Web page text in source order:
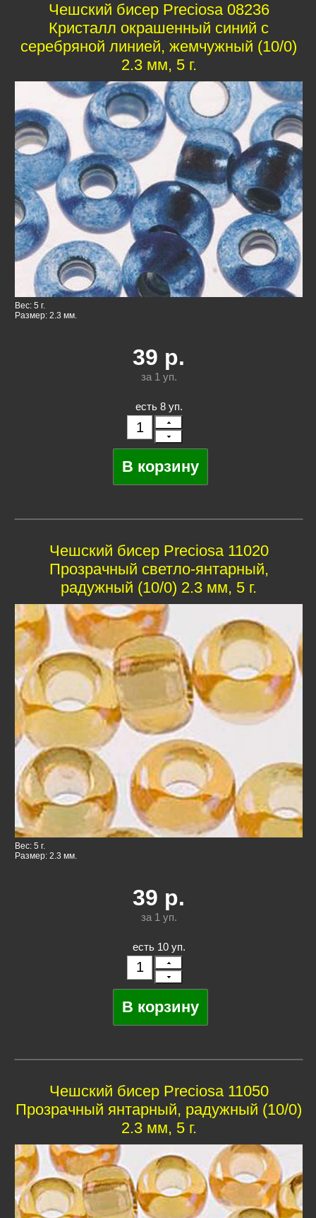
Чешский бисер Preciosa 08236
Кристалл окрашенный синий с
серебряной линией, жемчужный (10/0)
2.3 мм, 5 г.
Вес: 5 г.
Размер: 2.3 мм.
39 р.
за 1 уп.
есть 8 уп.
Чешский бисер Preciosa 11020
Прозрачный светло-янтарный,
радужный (10/0) 2.3 мм, 5 г.
Вес: 5 г.
Размер: 2.3 мм.
39 р.
за 1 уп.
есть 10 уп.
Чешский бисер Preciosa 11050
Прозрачный янтарный, радужный (10/0)
2.3 мм, 5 г.